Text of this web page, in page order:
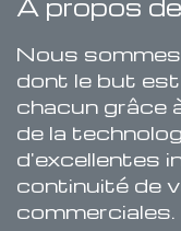
À propos
Nous
dont le but est
chacun grâce
de la
d'excellentes
continuité de
commerciales.